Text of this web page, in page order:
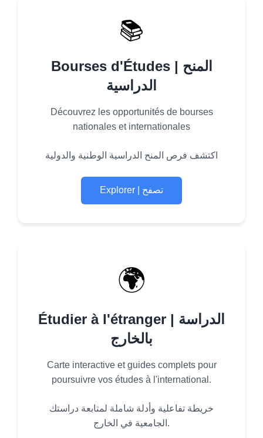
📚
Bourses d'Études | المنح
الدراسية
Découvrez les opportunités de bourses
nationales et internationales
اكتشف فرص المنح الدراسية الوطنية والدولية
Explorer | تصفح
🌍
Étudier à l'étranger | الدراسة
بالخارج
Carte interactive et guides complets pour
poursuivre vos études à l'international.
خريطة تفاعلية وأدلة شاملة لمتابعة دراستك
الجامعية في الخارج.